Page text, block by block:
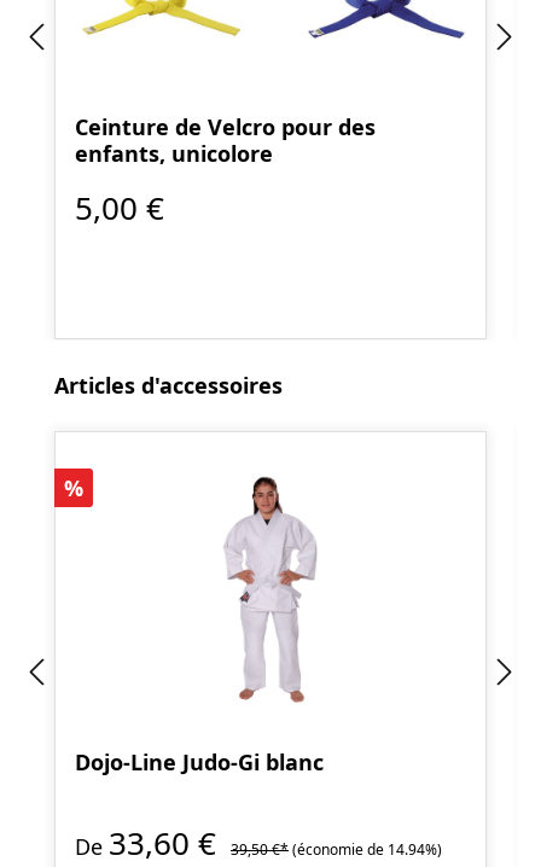
Ceinture de Velcro pour des
enfants, unicolore
5,00 €
Ignorer la galerie de produits
Articles d'accessoires
Réduction
%
Dojo-Line Judo-Gi blanc
De 33,60 € 39,50 €*(économie de 14.94%)